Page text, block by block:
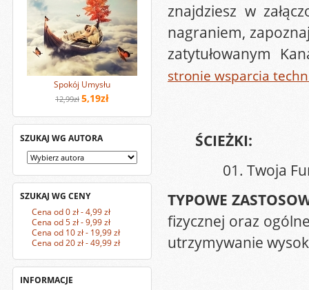
Spokój Umysłu
12,99zł 5,19zł
SZUKAJ WG AUTORA
SZUKAJ WG CENY
Cena od 0 zł - 4,99 zł
Cena od 5 zł - 9,99 zł
Cena od 10 zł - 19,99 zł
Cena od 20 zł - 49,99 zł
INFORMACJE
znajdziesz w
nagraniem,
zatytułowanym
stronie wsparcia
ŚCIEŻKI:
01. Twoja
TYPOWE
fizycznej oraz
utrzymywanie